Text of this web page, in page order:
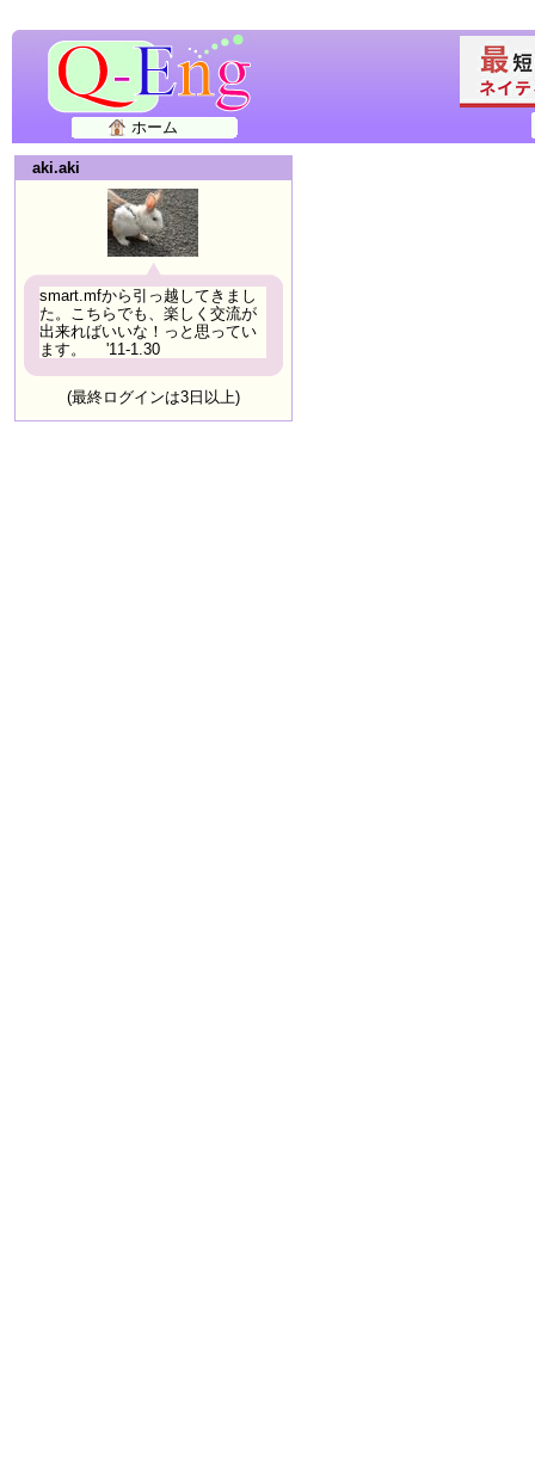
ホーム
aki.aki
smart.mfから引っ越してきまし
た。こちらでも、楽しく交流が
出来ればいいな！っと思ってい
ます。 '11-1.30
(最終ログインは3日以上)